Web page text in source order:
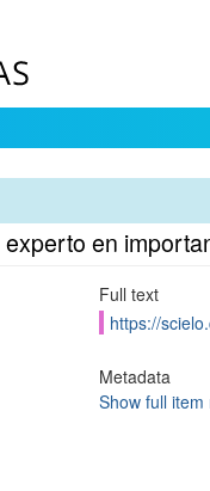
en
Full text
https://
Metadata
Show full item